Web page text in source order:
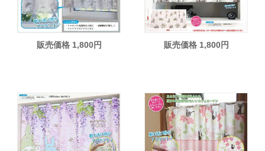
販売価格 1,800円 販売価格 1,800円